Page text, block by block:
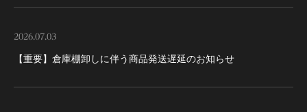
2026.07.03
【重要】倉庫棚卸しに伴う商品発送遅延のお知らせ